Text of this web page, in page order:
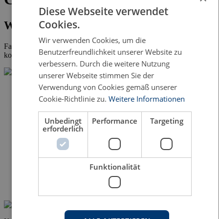
Wissenschaftliche Fachliteratur
Falls bei Ihnen die Veröffentlichung der
kontaktieren Sie uns gern.
Diese Webseite verwendet
Cookies.
Wir verwenden Cookies, um die
Benutzerfreundlichkeit unserer Website zu
verbessern. Durch die weitere Nutzung
unserer Webseite stimmen Sie der
Verwendung von Cookies gemäß unserer
Cookie-Richtlinie zu. Weitere Informationen
Unbedingt
erforderlich
Performance Targeting
Funktionalität